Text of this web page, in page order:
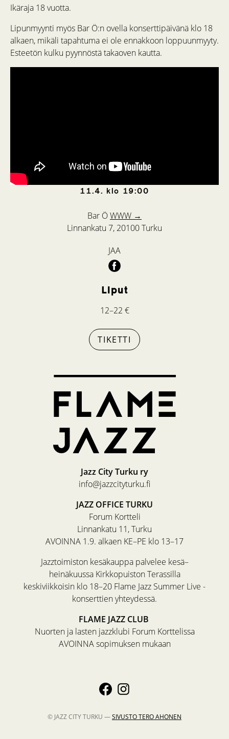
11.4. klo 19:00
Bar ÖWWW →
Linnankatu 7, 20100 Turku
JAA
Liput
12–22 €
TIKETTI
Ikäraja 18 vuotta.
Lipunmyynti myös Bar Ö:n ovella konserttipäivänä klo 18
alkaen, mikäli tapahtuma ei ole ennakkoon loppuunmyyty.
Esteetön kulku pyynnöstä takaoven kautta.
Jazz City Turku ry
info@jazzcityturku.fi
JAZZ OFFICE TURKU
Forum Kortteli
Linnankatu 11, Turku
AVOINNA 1.9. alkaen KE–PE klo 13–17
Jazztoimiston kesäkauppa palvelee kesä–
heinäkuussa Kirkkopuiston Terassilla
keskiviikkoisin klo 18–20 Flame Jazz Summer Live -
konserttien yhteydessä.
FLAME JAZZ CLUB
Nuorten ja lasten jazzklubi Forum Korttelissa
AVOINNA sopimuksen mukaan
© JAZZ CITY TURKU —SIVUSTOTERO AHONEN